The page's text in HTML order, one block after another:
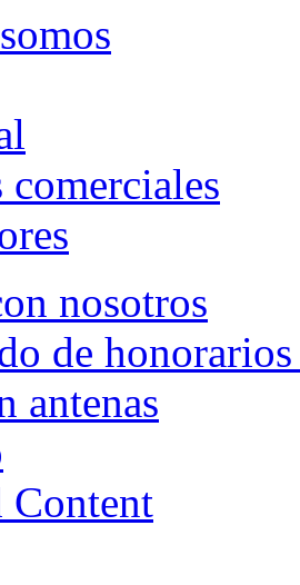
nosotros
de
antenas
Content